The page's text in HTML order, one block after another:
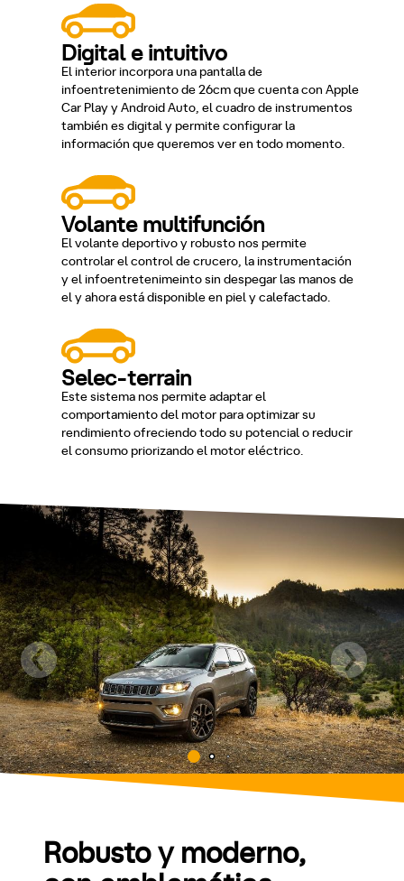
Digital e intuitivo
El interior incorpora una pantalla de
infoentretenimiento de 26cm que cuenta con Apple
Car Play y Android Auto, el cuadro de instrumentos
también es digital y permite configurar la
información que queremos ver en todo momento.
Volante multifunción
El volante deportivo y robusto nos permite
controlar el control de crucero, la instrumentación
y el infoentretenimeinto sin despegar las manos de
el y ahora está disponible en piel y calefactado.
Selec-terrain
Este sistema nos permite adaptar el
comportamiento del motor para optimizar su
rendimiento ofreciendo todo su potencial o reducir
el consumo priorizando el motor eléctrico.
Robusto y moderno,